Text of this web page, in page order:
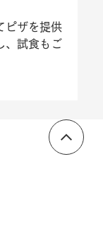
ピザを提供
、試食もご